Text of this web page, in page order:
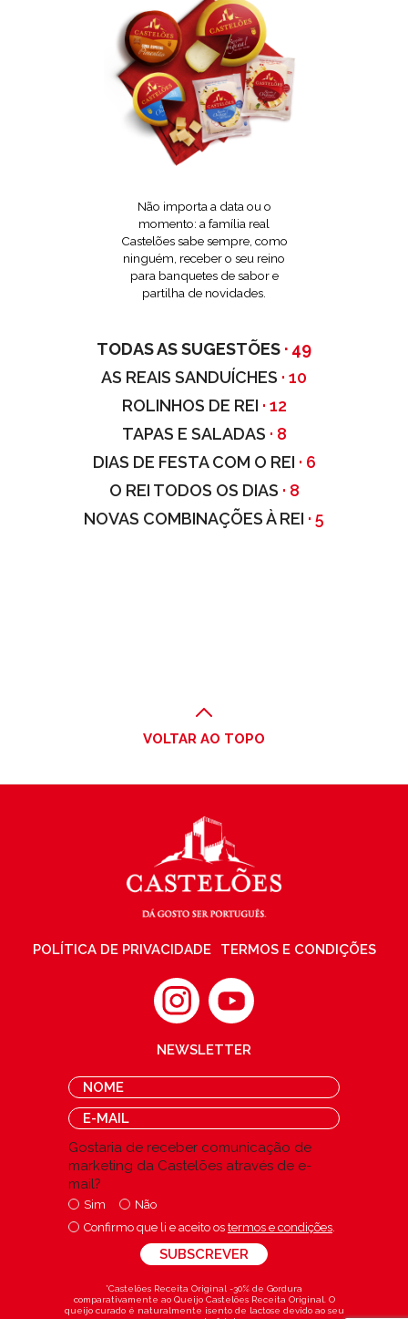
TODAS AS SUGESTÕES · 49
AS REAIS SANDUÍCHES · 10
ROLINHOS DE REI · 12
TAPAS E SALADAS · 8
DIAS DE FESTA COM O REI · 6
O REI TODOS OS DIAS · 8
NOVAS COMBINAÇÕES À REI · 5
Não importa a data ou o
momento: a família real
Castelões sabe sempre, como
ninguém, receber o seu reino
para banquetes de sabor e
partilha de novidades.
VOLTAR AO TOPO
POLÍTICA DE PRIVACIDADE TERMOS E CONDIÇÕES
NEWSLETTER
Gostaria de receber comunicação de
marketing da Castelões através de e-
mail?
Sim
Não
Confirmo que li e aceito os termos e condições.
*Castelões Receita Original -30% de Gordura
comparativamente ao Queijo Castelões Receita Original. O
queijo curado é naturalmente isento de lactose devido ao seu